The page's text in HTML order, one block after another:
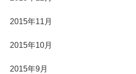
2015年11月
2015年10月
2015年9月